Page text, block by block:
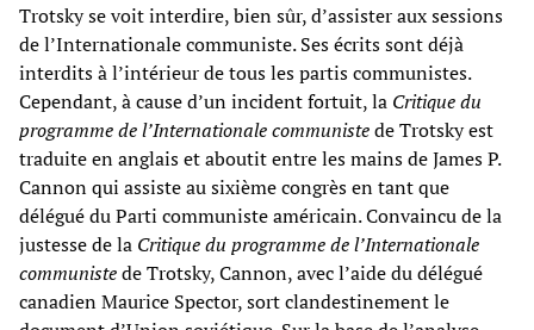
Trotsky se voit interdire, bien sûr, d’assister aux sessions
de l’Internationale communiste. Ses écrits sont déjà
interdits à l’intérieur de tous les partis communistes.
Cependant, à cause d’un incident fortuit, la Critique du
programme de l’Internationale communistede Trotsky est
traduite en anglais et aboutit entre les mains de James P.
Cannon qui assiste au sixième congrès en tant que
délégué du Parti communiste américain. Convaincu de la
justesse de la Critique du programme de l’Internationale
communistede Trotsky, Cannon, avec l’aide du délégué
canadien Maurice Spector, sort clandestinement le